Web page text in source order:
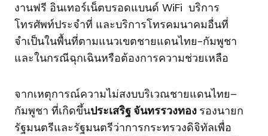
งานฟรี อินเทอร์เน็ตบรอดแบนด์ WiFi บริการ
โทรศัพท์ประจำที่ และบริการโทรคมนาคมอื่นที่
จำเป็นในพื้นที่ตามแนวเขตชายแดนไทย-กัมพูชา
และในกรณีฉุกเฉินหรือต้องการความช่วยเหลือ
จากเหตุการณ์ความไม่สงบบริเวณชายแดนไทย–
กัมพูชา ที่เกิดขึ้นประเสริฐ จันทรรวงทอง รองนายก
รัฐมนตรีและรัฐมนตรีว่าการกระทรวงดิจิทัลเพื่อ